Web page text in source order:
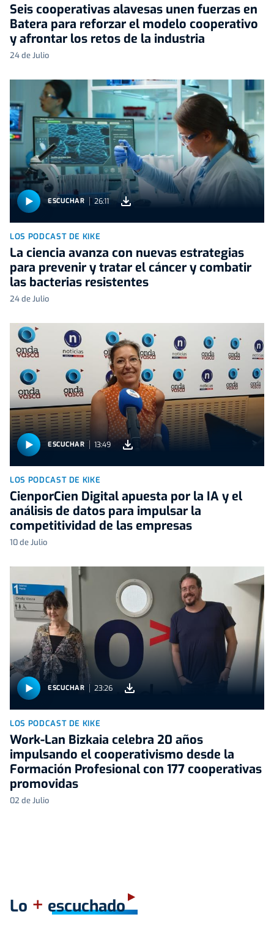
Seis cooperativas alavesas unen fuerzas en
Batera para reforzar el modelo cooperativo
y afrontar los retos de la industria
24 de Julio
ESCUCHAR 26:11
LOS PODCAST DE KIKE
La ciencia avanza con nuevas estrategias
para prevenir y tratar el cáncer y combatir
las bacterias resistentes
24 de Julio
ESCUCHAR 13:49
LOS PODCAST DE KIKE
CienporCien Digital apuesta por la IA y el
análisis de datos para impulsar la
competitividad de las empresas
10 de Julio
ESCUCHAR 23:26
LOS PODCAST DE KIKE
Work-Lan Bizkaia celebra 20 años
impulsando el cooperativismo desde la
Formación Profesional con 177 cooperativas
promovidas
02 de Julio
Lo + escuchado